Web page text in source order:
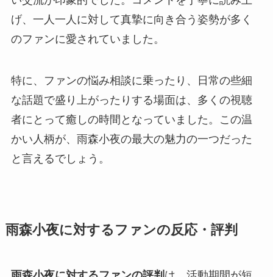
げ、一人一人に対して真摯に向き合う姿勢が多く
のファンに愛されていました。
特に、ファンの悩み相談に乗ったり、日常の些細
な話題で盛り上がったりする場面は、多くの視聴
者にとって癒しの時間となっていました。この温
かい人柄が、雨森小夜の最大の魅力の一つだった
と言えるでしょう。
雨森小夜に対するファンの反応・評判